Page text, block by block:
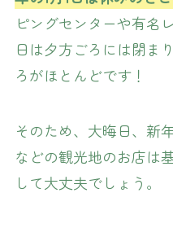
ピングセンターや有名
日は夕方ごろには閉ま
ろがほとんどです！
そのため、大晦日、新
などの観光地のお店は
して大丈夫でしょう。